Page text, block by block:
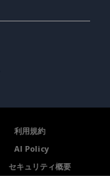
利用規約
AI Policy
セキュリティ概要